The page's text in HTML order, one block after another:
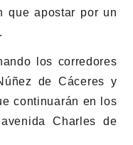
que apostar por un
los corredores
de Cáceres y
continuarán en los
Charles de